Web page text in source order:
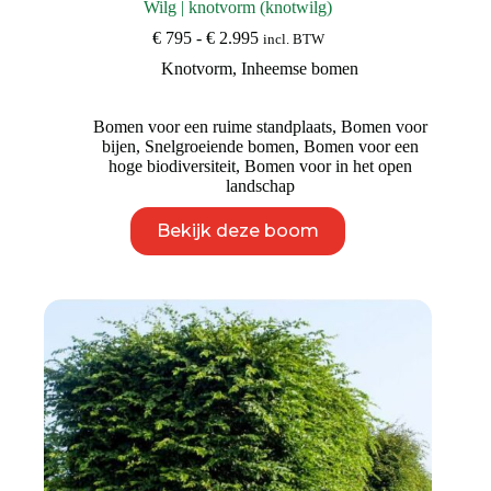
Wilg | knotvorm (knotwilg)
€795 - €2.995Prijsklasse:
tot
incl. BTW
Knotvorm,Inheemse bomen
Bomen voor een ruime standplaats, Bomen voor
bijen, Snelgroeiende bomen, Bomen voor een
hoge biodiversiteit, Bomen voor in het open
landschap
Bekijk deze boom
product
heeft
Deze
optie
kan
gekozen
worden
op
de
productpagina